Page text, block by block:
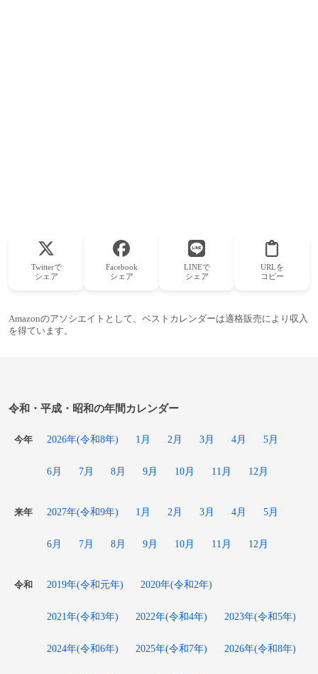
Twitterで
シェア
Facebook
シェア
LINEで
シェア
URLを
コピー
Amazonのアソシエイトとして、ベストカレンダーは適格販売により収入
を得ています。
令和・平成・昭和の年間カレンダー
今年 2026年(令和8年) 1月 2月 3月 4月 5月
6月 7月 8月 9月 10月 11月 12月
来年 2027年(令和9年) 1月 2月 3月 4月 5月
6月 7月 8月 9月 10月 11月 12月
令和 2019年(令和元年) 2020年(令和2年)
2021年(令和3年) 2022年(令和4年) 2023年(令和5年)
2024年(令和6年) 2025年(令和7年) 2026年(令和8年)